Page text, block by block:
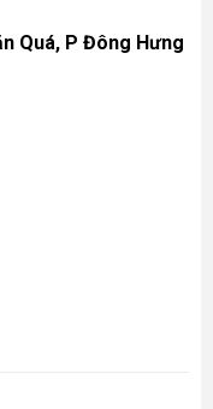
Quá, P Đông Hưng